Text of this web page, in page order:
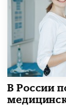
В России